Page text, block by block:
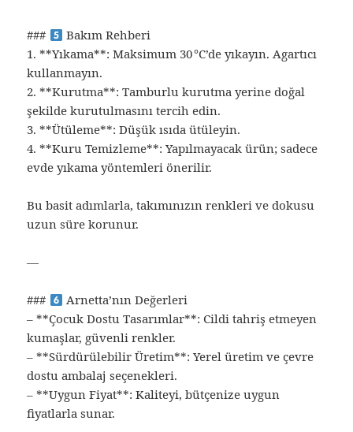
###
Bakım Rehberi
1. **Yıkama**: Maksimum 30 °C’de yıkayın. Agartıcı
kullanmayın.
2. **Kurutma**: Tamburlu kurutma yerine doğal
şekilde kurutulmasını tercih edin.
3. **Ütüleme**: Düşük ısıda ütüleyin.
4. **Kuru Temizleme**: Yapılmayacak ürün; sadece
evde yıkama yöntemleri önerilir.
Bu basit adımlarla, takımınızın renkleri ve dokusu
uzun süre korunur.
—
###
Arnetta’nın Değerleri
– **Çocuk Dostu Tasarımlar**: Cildi tahriş etmeyen
kumaşlar, güvenli renkler.
– **Sürdürülebilir Üretim**: Yerel üretim ve çevre
dostu ambalaj seçenekleri.
– **Uygun Fiyat**: Kaliteyi, bütçenize uygun
fiyatlarla sunar.